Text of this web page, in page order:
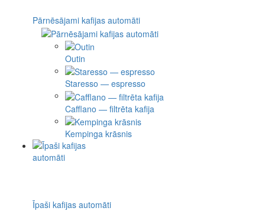
Pārnēsājami kafijas automāti
Outin
Staresso — espresso
Cafflano — filtrēta kafija
Kempinga krāsnis
Īpaši kafijas automāti